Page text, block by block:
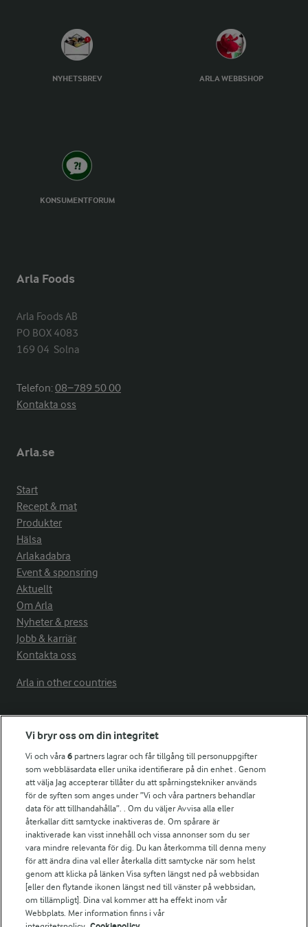
NYHETSBREV ARLA WEBBSHOP
KONSUMENTFORUM
Arla Foods
Arla Foods AB
PO BOX 4083
169 04  Solna
Telefon:08−789 50 00
Kontakta oss
Arla.se
Start
Recept & mat
Produkter
Hälsa
Arlakadabra
Event & sponsring
Aktuellt
Om Arla
Nyheter & press
Jobb & karriär
Kontakta oss
Arla in other countries
Fler Arlasajter
För ägare
Arlas kundportal
Arla.com
Falbygdens Ost
Arla webbshop
Bildbank
Följ oss
Vi bryr oss om din integritet
Vi och våra6 partners lagrar och får tillgång till personuppgifter
som webbläsardata eller unika identifierare på din enhet . Genom
att välja Jag accepterar tillåter du att spårningstekniker används
för de syften som anges under ”Vi och våra partners behandlar
data för att tillhandahålla”. . Om du väljer Avvisa alla eller
återkallar ditt samtycke inaktiveras de. Om spårare är
inaktiverade kan visst innehåll och vissa annonser som du ser
vara mindre relevanta för dig. Du kan återkomma till denna meny
för att ändra dina val eller återkalla ditt samtycke när som helst
genom att klicka på länken Visa syften längst ned på webbsidan
[eller den flytande ikonen längst ned till vänster på webbsidan,
om tillämpligt]. Dina val kommer att ha effekt inom vår
Webbplats. Mer information finns i vår